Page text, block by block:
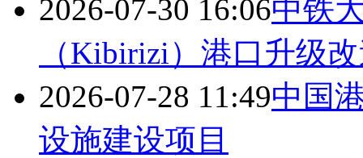
2026-07-30 16:06中铁
（Kibirizi）港口升级
2026-07-28 11:49中国
设施建设项目